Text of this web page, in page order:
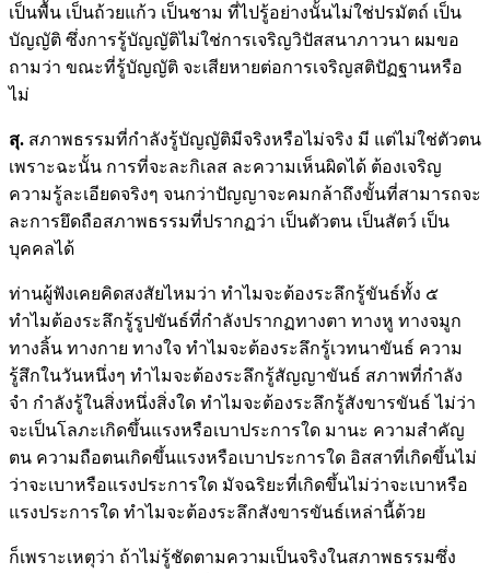
เป็นพื้น เป็นถ้วยแก้ว เป็นชาม ที่ไปรู้อย่างนั้นไม่ใช่ปรมัตถ์ เป็น
บัญญัติ ซึ่งการรู้บัญญัติไม่ใช่การเจริญวิปัสสนาภาวนา ผมขอ
ถามว่า ขณะที่รู้บัญญัติ จะเสียหายต่อการเจริญสติปัฏฐานหรือ
ไม่
สุ. สภาพธรรมที่กำลังรู้บัญญัติมีจริงหรือไม่จริง มี แต่ไม่ใช่ตัวตน
เพราะฉะนั้น การที่จะละกิเลส ละความเห็นผิดได้ ต้องเจริญ
ความรู้ละเอียดจริงๆ จนกว่าปัญญาจะคมกล้าถึงขั้นที่สามารถจะ
ละการยึดถือสภาพธรรมที่ปรากฏว่า เป็นตัวตน เป็นสัตว์ เป็น
บุคคลได้
ท่านผู้ฟังเคยคิดสงสัยไหมว่า ทำไมจะต้องระลึกรู้ขันธ์ทั้ง ๕
ทำไมต้องระลึกรู้รูปขันธ์ที่กำลังปรากฏทางตา ทางหู ทางจมูก
ทางลิ้น ทางกาย ทางใจ ทำไมจะต้องระลึกรู้เวทนาขันธ์ ความ
รู้สึกในวันหนึ่งๆ ทำไมจะต้องระลึกรู้สัญญาขันธ์ สภาพที่กำลัง
จำ กำลังรู้ในสิ่งหนึ่งสิ่งใด ทำไมจะต้องระลึกรู้สังขารขันธ์ ไม่ว่า
จะเป็นโลภะเกิดขึ้นแรงหรือเบาประการใด มานะ ความสำคัญ
ตน ความถือตนเกิดขึ้นแรงหรือเบาประการใด อิสสาที่เกิดขึ้นไม่
ว่าจะเบาหรือแรงประการใด มัจฉริยะที่เกิดขึ้นไม่ว่าจะเบาหรือ
แรงประการใด ทำไมจะต้องระลึกสังขารขันธ์เหล่านี้ด้วย
ก็เพราะเหตุว่า ถ้าไม่รู้ชัดตามความเป็นจริงในสภาพธรรมซึ่ง